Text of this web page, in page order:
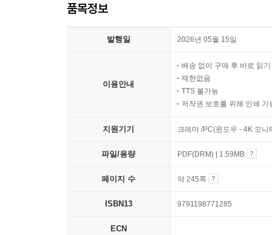
품목정보
발행일 2026년 05월 15일
이용안내
배송 없이 구매 후 바로 읽기
제한없음
TTS 불가능
저작권 보호를 위해 인쇄 기
지원기기 크레마 /PC(윈도우 - 4K 모
파일/용량 PDF(DRM) | 1.59MB
페이지 수 약 245쪽
ISBN13 9791198771285
ECN